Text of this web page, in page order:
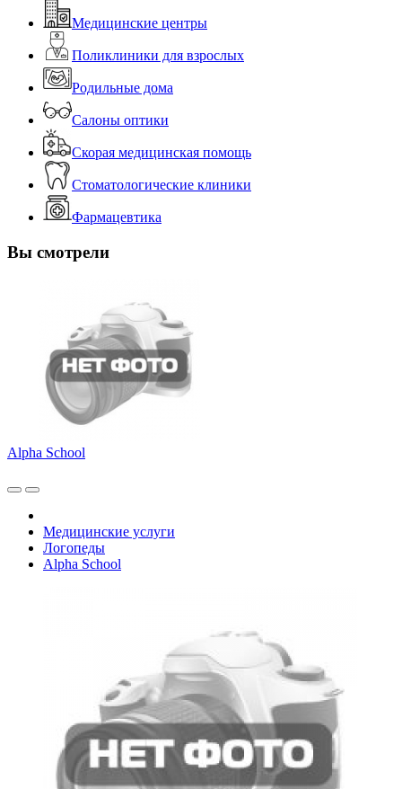
Медицинские центры
Поликлиники для взрослых
Родильные дома
Салоны оптики
Скорая медицинская помощь
Стоматологические клиники
Фармацевтика
Вы смотрели
Alpha School
Медицинские услуги
Логопеды
Alpha School